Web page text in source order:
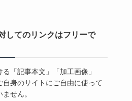
してのリンクはフリーで
「記事本文」「加工画像」
自身のサイトにご自由に使って
せん。